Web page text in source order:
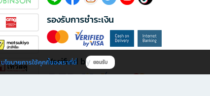
รองรับการชำระเงิน
Verified by
นโยบายการใช้คุกกี้ของเราที่นี่ ยอมรับ